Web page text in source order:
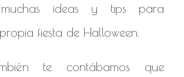
muchas ideas y tips para
fiesta de Halloween.
te contábamos que